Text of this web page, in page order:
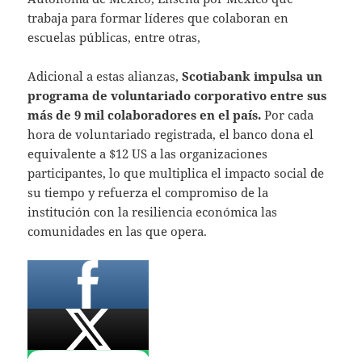
trabaja para formar líderes que colaboran en
escuelas públicas, entre otras,
Adicional a estas alianzas, Scotiabank impulsa un
programa de voluntariado corporativo entre sus
más de 9 mil colaboradores en el país.Por cada
hora de voluntariado registrada, el banco dona el
equivalente a $12 US a las organizaciones
participantes, lo que multiplica el impacto social de
su tiempo y refuerza el compromiso de la
institución con la resiliencia económica las
comunidades en las que opera.